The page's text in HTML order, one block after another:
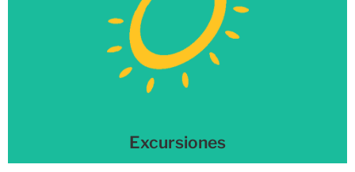
Excursiones
Excursiones
¡Descubre cómo hacer una excursión a Haven!
Más información →